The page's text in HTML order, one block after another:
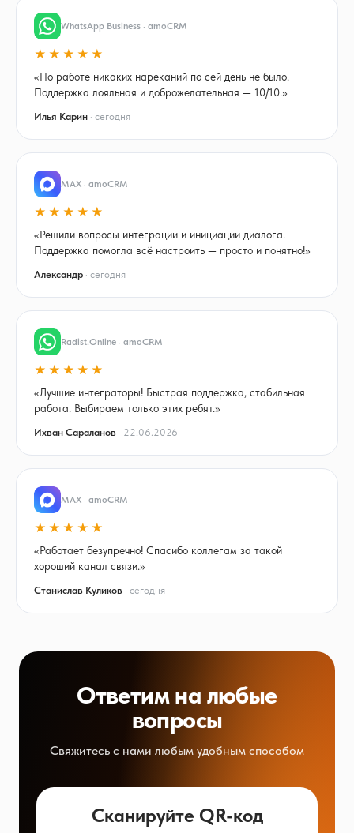
WhatsApp Business · amoCRM
★★★★★
«По работе никаких нареканий по сей день не было.
Поддержка лояльная и доброжелательная — 10/10.»
Илья Карин · сегодня
MAX · amoCRM
★★★★★
«Решили вопросы интеграции и инициации диалога.
Поддержка помогла всё настроить — просто и понятно!»
Александр · сегодня
Radist.Online · amoCRM
★★★★★
«Лучшие интеграторы! Быстрая поддержка, стабильная
работа. Выбираем только этих ребят.»
Ихван Сараланов · 22.06.2026
MAX · amoCRM
★★★★★
«Работает безупречно! Спасибо коллегам за такой
хороший канал связи.»
Станислав Куликов · сегодня
Ответим на любые
вопросы
Свяжитесь с нами любым удобным способом
Сканируйте QR-код